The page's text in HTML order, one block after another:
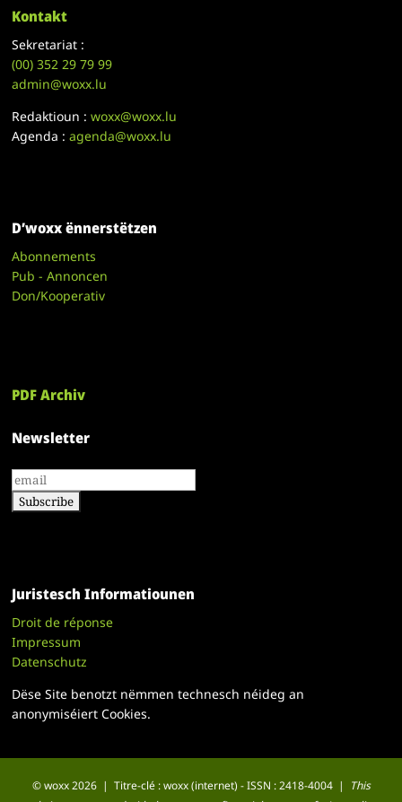
Kontakt
Sekretariat :
(00)352 29 79 99
admin@woxx.lu
Redaktioun :woxx@woxx.lu
Agenda :agenda@woxx.lu
D’woxx ënnerstëtzen
Abonnements
Pub - Annoncen
Don/Kooperativ
PDF Archiv
Newsletter
Juristesch Informatiounen
Droit de réponse
Impressum
Datenschutz
Dëse Site benotzt nëmmen technesch néideg an
anonymiséiert Cookies.
© woxx 2026 | Titre-clé : woxx (internet) - ISSN : 2418-4004 |
This